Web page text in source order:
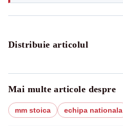
Distribuie articolul
Mai multe articole despre
mm stoica echipa nationala